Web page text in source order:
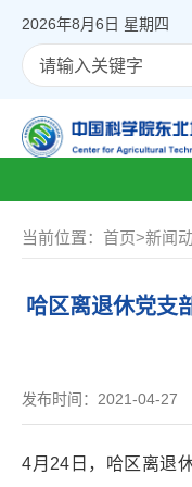
2026年8月6日 星期四
当前位置： 首页>新闻
哈区离退休党支
发布时间：2021-04-27
4月24日，哈区离退